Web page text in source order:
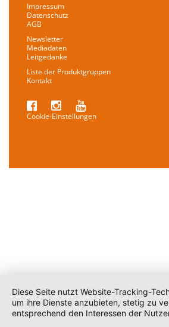
Impressum
Datenschutz
AGB
Newsletter
Mediadaten
Leitgedanke
Liste der Produktgruppen
Kontakt
Cookie-Einstellungen
Diese Seite nutzt Website-Tracking-
um ihre Dienste anzubieten, stetig zu
entsprechend den Interessen der